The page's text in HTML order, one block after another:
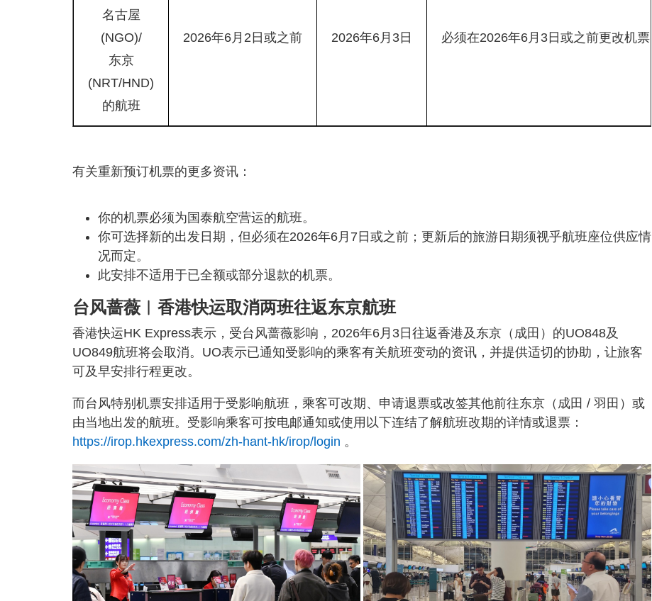
名古屋
(NGO)/
东京
(NRT/HND)
的航班
2026年6月2日或之前 2026年6月3日 必须在2026年6月3日或之前更改机票
有关重新预订机票的更多资讯：
你的机票必须为国泰航空营运的航班。
你可选择新的出发日期，但必须在2026年6月7日或之前；更新后的旅游日期须视乎航班座位供应情
况而定。
此安排不适用于已全额或部分退款的机票。
台风蔷薇︱香港快运取消两班往返东京航班
香港快运HK Express表示，受台风蔷薇影响，2026年6月3日往返香港及东京（成田）的UO848及
UO849航班将会取消。UO表示已通知受影响的乘客有关航班变动的资讯，并提供适切的协助，让旅客
可及早安排行程更改。
而台风特别机票安排适用于受影响航班，乘客可改期、申请退票或改签其他前往东京（成田 / 羽田）或
由当地出发的航班。受影响乘客可按电邮通知或使用以下连结了解航班改期的详情或退票：
https://irop.hkexpress.com/zh-hant-hk/irop/login 。